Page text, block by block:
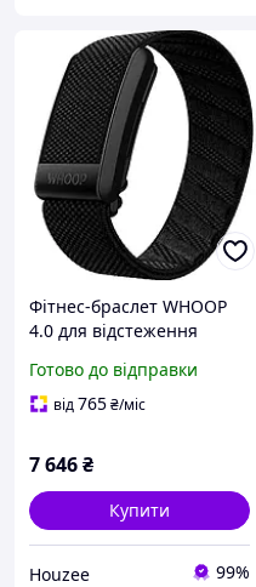
Фітнес-браслет WHOOP
4.0 для відстеження
моніторинг серцевого
ритму та кисню
Готово до відправки
від765₴/міс
7 646₴
Купити
Houzee 99%